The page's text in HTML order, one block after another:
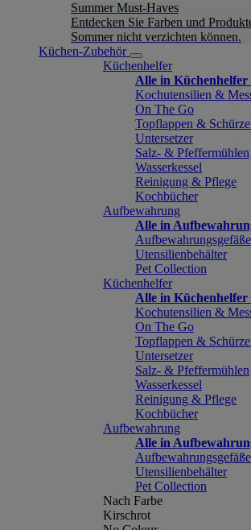
Summer Must-Haves
Entdecken Sie Farben und
Sommer nicht verzichten können.
Küchen-Zubehör
Küchenhelfer
Alle in Küchenhelfer
Kochutensilien &
On The Go
Topflappen &
Untersetzer
Salz- & Pfeffermühlen
Wasserkessel
Reinigung & Pflege
Kochbücher
Aufbewahrung
Alle in
Aufbewahrungsgefäße
Utensilienbehälter
Pet Collection
Küchenhelfer
Alle in Küchenhelfer
Kochutensilien &
On The Go
Topflappen &
Untersetzer
Salz- & Pfeffermühlen
Wasserkessel
Reinigung & Pflege
Kochbücher
Aufbewahrung
Alle in
Aufbewahrungsgefäße
Utensilienbehälter
Pet Collection
Nach Farbe
Kirschrot